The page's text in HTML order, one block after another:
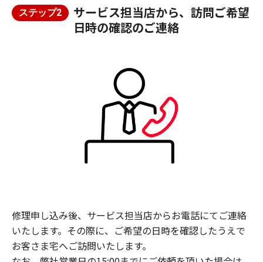
ステップ2
サービス担当店から、訪問ご希望
日時の確認のご連絡
修理申し込み後、サービス担当店からお電話にてご連絡
いたします。その際に、ご希望の日時を確認したうえで
お客さま宅へご訪問いたします。